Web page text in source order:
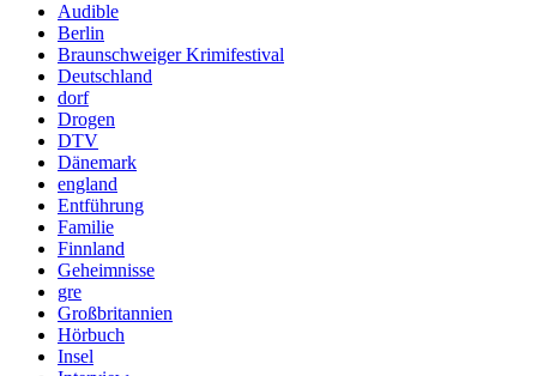
Audible
Berlin
Braunschweiger Krimifestival
Deutschland
dorf
Drogen
DTV
Dänemark
england
Entführung
Familie
Finnland
Geheimnisse
gre
Großbritannien
Hörbuch
Insel